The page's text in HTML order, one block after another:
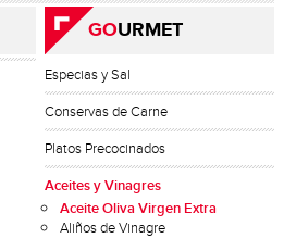
GOURMET
Especias y Sal
Conservas de Carne
Platos Precocinados
Aceites y Vinagres
Aceite Oliva Virgen Extra
Aliños de Vinagre